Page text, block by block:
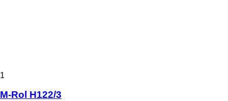
1
M-Rol H122/3